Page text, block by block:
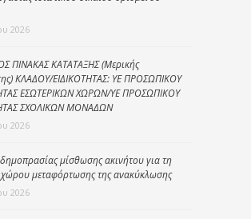
2026
ΠΙΝΑΚΑΣ ΚΑΤΑΤΑΞΗΣ (Μερικής
ΚΛΑΔΟΥ/ΕΙΔΙΚΟΤΗΤΑΣ: ΥΕ ΠΡΟΣΩΠΙΚΟΥ
ΕΣΩΤΕΡΙΚΩΝ ΧΩΡΩΝ/ΥΕ ΠΡΟΣΩΠΙΚΟΥ
ΣΧΟΛΙΚΩΝ ΜΟΝΑΔΩΝ
2026
μίσθωσης ακινήτου για τη
χώρου μεταφόρτωσης της ανακύκλωσης
2026